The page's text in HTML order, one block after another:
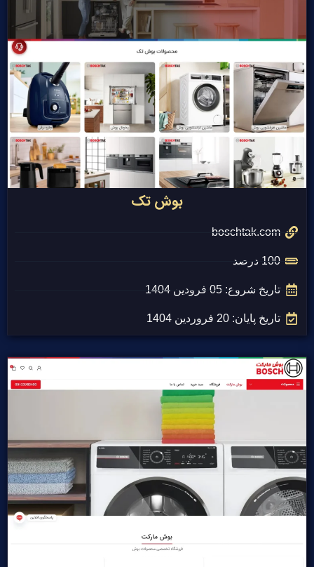
بوش تک
boschtak.com
100 درصد
تاریخ شروع: 05 فرودین 1404
تاریخ پایان: 20 فروردین 1404